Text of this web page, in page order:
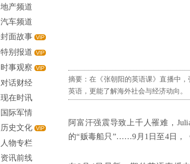
地产频道
汽车频道
封面故事 VIP
特别报道 VIP
时事观察 VIP
对话财经
现在时讯
国际军情
历史文化 VIP
人物专栏
资讯前线
摘要：在《张朝阳的英语课》直播中
英语，更能了解海外社会与经济动向。
阿富汗强震导致上千人罹难，
的“贩毒船只”……9月1日至4日，